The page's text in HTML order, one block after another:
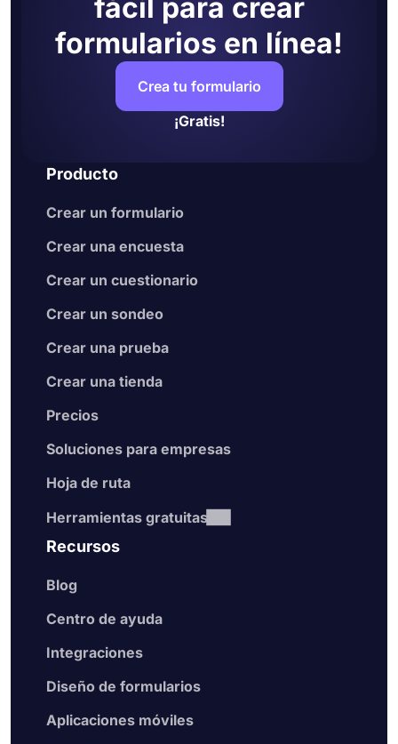
fácil para crear
formularios en línea!
Crea tu formulario
¡Gratis!
Producto
Crear un formulario
Crear una encuesta
Crear un cuestionario
Crear un sondeo
Crear una prueba
Crear una tienda
Precios
Soluciones para empresas
Hoja de ruta
Herramientas gratuitas
Recursos
Blog
Centro de ayuda
Integraciones
Diseño de formularios
Aplicaciones móviles